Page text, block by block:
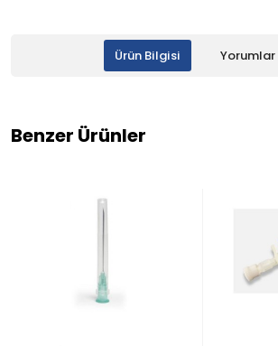
Ürün Bilgisi Yorumlar
Benzer Ürünler